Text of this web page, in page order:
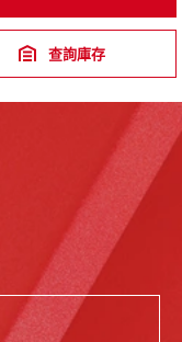
查詢庫存